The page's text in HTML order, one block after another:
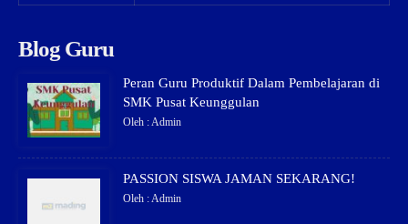
Blog Guru
Peran Guru Produktif Dalam Pembelajaran di
SMK Pusat Keunggulan
Oleh : Admin
PASSION SISWA JAMAN SEKARANG!
Oleh : Admin